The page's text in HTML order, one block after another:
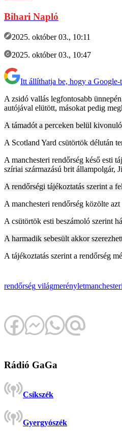
Bihari Napló
2025. október 03., 10:11
2025. október 03., 10:47
Itt állíthatja be, hogy a
A zsidó vallás legfontosabb
autójával elütött, másokat pedig
A támadót a perceken belül
A Scotland Yard csütörtök délután
A manchesteri rendőrség késő esti
szíriai származású brit állampolgár,
A rendőrségi tájékoztatás szerint a
A manchesteri rendőrség közölte
A csütörtök esti beszámoló szerint
A harmadik sebesült akkor
A tájékoztatás szerint a rendőrség
rendőrség világmerénylet
Rádió GaGa
Csíkszék
Gyergyószék